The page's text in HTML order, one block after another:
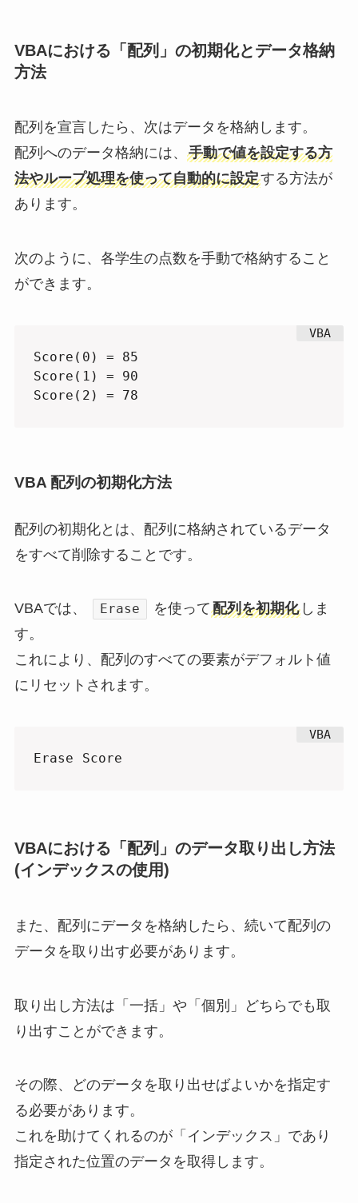
VBAにおける「配列」の初期化とデータ格納
方法
配列を宣言したら、次はデータを格納します。
配列へのデータ格納には、 手動で値を設定する方
法やループ処理を使って自動的に設定する方法が
あります。
次のように、各学生の点数を手動で格納すること
ができます。
Score(0) = 85
Score(1) = 90
Score(2) = 78
VBA 配列の初期化方法
配列の初期化とは、配列に格納されているデータ
をすべて削除することです。
VBAでは、 Erase を使って配列を初期化 しま
す。
これにより、配列のすべての要素がデフォルト値
にリセットされます。
Erase Score
VBAにおける「配列」のデータ取り出し方法
(インデックスの使用)
また、配列にデータを格納したら、続いて配列の
データを取り出す必要があります。
取り出し方法は「一括」や「個別」どちらでも取
り出すことができます。
その際、どのデータを取り出せばよいかを指定す
る必要があります。
これを助けてくれるのが「インデックス」であり
指定された位置のデータを取得します。